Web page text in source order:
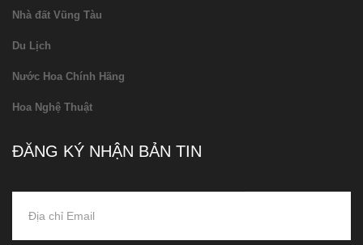
Nhà đất Vũng Tàu
Du Lịch
Nước Hoa Chính Hãng
Hoa Nghệ Thuật
ĐĂNG KÝ NHẬN BẢN TIN